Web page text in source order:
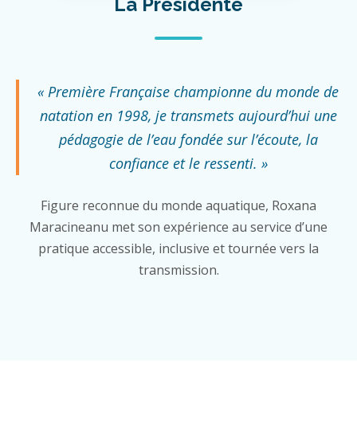
« Première Française championne du monde de
natation en 1998, je transmets aujourd’hui une
pédagogie de l’eau fondée sur l’écoute, la
confiance et le ressenti. »
Figure reconnue du monde aquatique, Roxana
Maracineanu met son expérience au service d’une
pratique accessible, inclusive et tournée vers la
transmission.